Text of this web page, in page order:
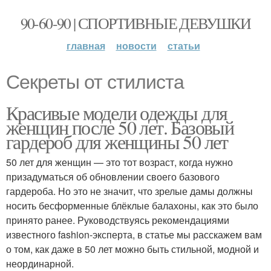
90-60-90 | СПОРТИВНЫЕ ДЕВУШКИ
главная новости статьи
Секреты от стилиста
Красивые модели одежды для
женщин после 50 лет. Базовый
гардероб для женщины 50 лет
50 лет для женщин — это тот возраст, когда нужно
призадуматься об обновлении своего базового
гардероба. Но это не значит, что зрелые дамы должны
носить бесформенные блёклые балахоны, как это было
принято ранее. Руководствуясь рекомендациями
известного fashion-эксперта, в статье мы расскажем вам
о том, как даже в 50 лет можно быть стильной, модной и
неординарной.